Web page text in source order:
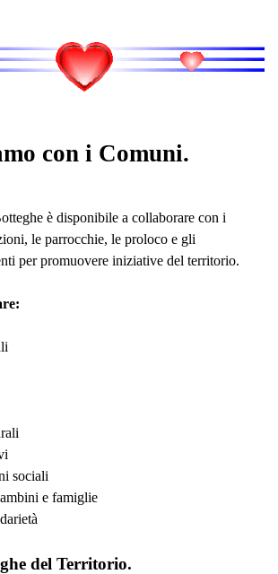
con i Comuni.
è disponibile a collaborare con i
le parrocchie, le proloco e gli
per promuovere iniziative del territorio.
sociali
e famiglie
del Territorio.